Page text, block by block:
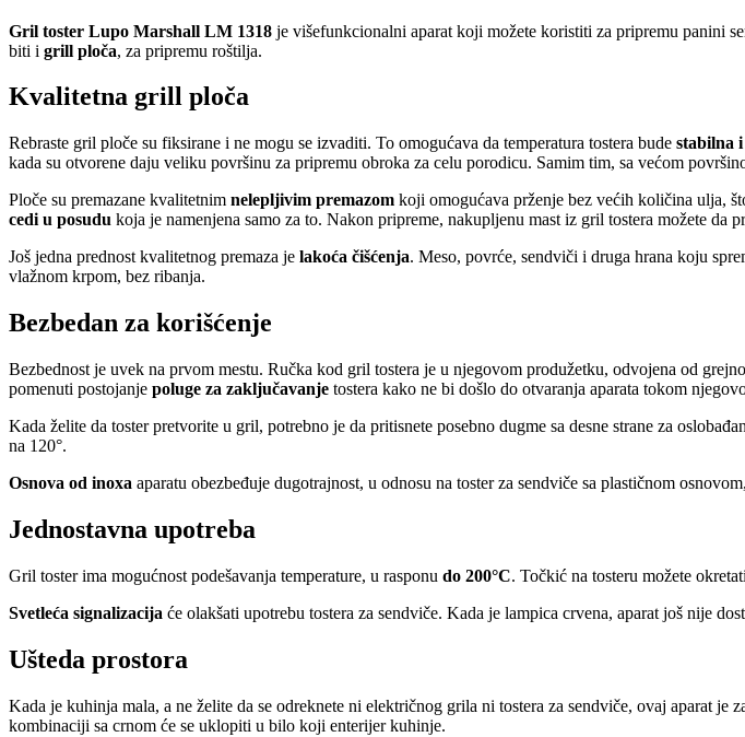
Gril toster Lupo Marshall LM 1318 je višefunkcionalni aparat koji možete koristiti za pripremu panini
biti i grill ploča, za pripremu roštilja.
Kvalitetna grill ploča
Rebraste gril ploče su fiksirane i ne mogu se izvaditi. To omogućava da temperatura tostera bude stabilna
kada su otvorene daju veliku površinu za pripremu obroka za celu porodicu. Samim tim, sa većom
Ploče su premazane kvalitetnim nelepljivim premazom koji omogućava prženje bez većih količina ulja,
cedi u posudu koja je namenjena samo za to. Nakon pripreme, nakupljenu mast iz gril tostera možete da
Još jedna prednost kvalitetnog premaza je lakoća čišćenja. Meso, povrće, sendviči i druga hrana koju
vlažnom krpom, bez ribanja.
Bezbedan za korišćenje
Bezbednost je uvek na prvom mestu. Ručka kod gril tostera je u njegovom produžetku, odvojena od
pomenuti postojanje poluge za zaključavanje tostera kako ne bi došlo do otvaranja aparata tokom
Kada želite da toster pretvorite u gril, potrebno je da pritisnete posebno dugme sa desne strane za
na 120°.
Osnova od inoxa aparatu obezbeđuje dugotrajnost, u odnosu na toster za sendviče sa plastičnom
Jednostavna upotreba
Gril toster ima mogućnost podešavanja temperature, u rasponu do 200°C. Točkić na tosteru možete
Svetleća signalizacija će olakšati upotrebu tostera za sendviče. Kada je lampica crvena, aparat još nije
Ušteda prostora
Kada je kuhinja mala, a ne želite da se odreknete ni električnog grila ni tostera za sendviče, ovaj aparat je
kombinaciji sa crnom će se uklopiti u bilo koji enterijer kuhinje.